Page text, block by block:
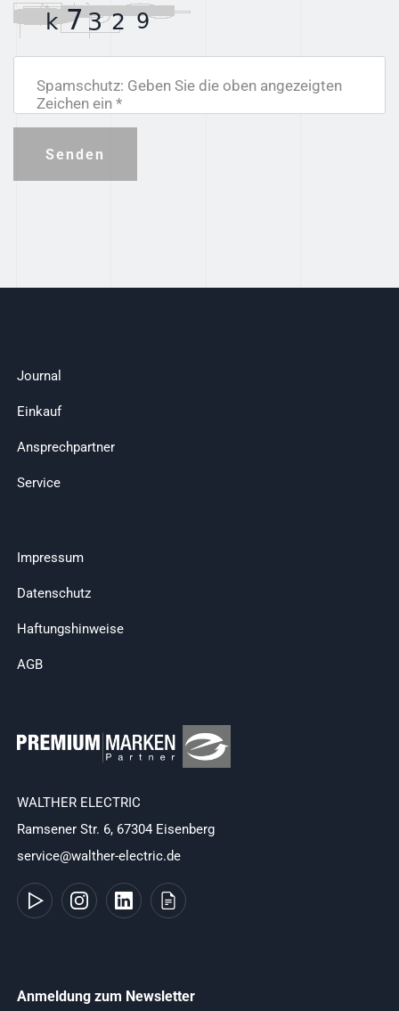
Spamschutz: Geben Sie die oben angezeigten
Zeichen ein *
Senden
Journal
Einkauf
Ansprechpartner
Service
Impressum
Datenschutz
Haftungshinweise
AGB
WALTHER ELECTRIC
Ramsener Str. 6, 67304 Eisenberg
service@walther-electric.de
Anmeldung zum Newsletter